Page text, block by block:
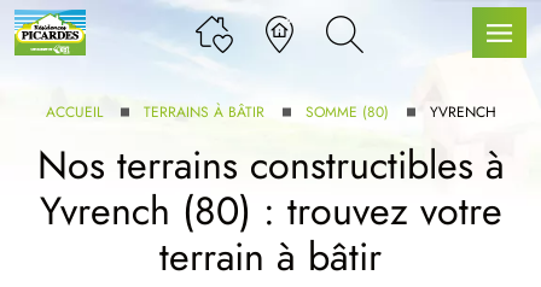
GAMME
ACCUEIL TERRAINS À BÂTIR SOMME (80) YVRENCH
Nos terrains constructibles à
Yvrench (80) : trouvez votre
terrain à bâtir